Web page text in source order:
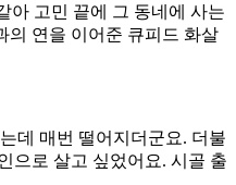
아 고민 끝에 그 동네에 사는
의 연을 이어준 큐피드 화살
데 매번 떨어지더군요. 더불
으로 살고 싶었어요. 시골 출